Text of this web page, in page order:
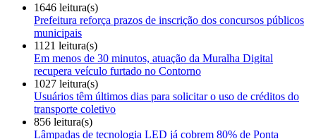
1646 leitura(s)
Prefeitura reforça prazos de inscrição dos concursos públicos
municipais
1121 leitura(s)
Em menos de 30 minutos, atuação da Muralha Digital
recupera veículo furtado no Contorno
1027 leitura(s)
Usuários têm últimos dias para solicitar o uso de créditos do
transporte coletivo
856 leitura(s)
Lâmpadas de tecnologia LED já cobrem 80% de Ponta